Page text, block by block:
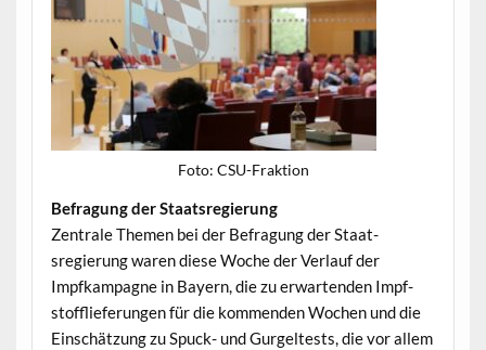
Foto: CSU-Frak­tion
Befra­gung der Staatsregierung
Zen­trale The­men bei der Befra­gung der Staat­
sregierung waren diese Woche der Ver­lauf der
Impfkam­pagne in Bay­ern, die zu erwartenden Impf­
stof­fliefer­un­gen für die kom­menden Wochen und die
Ein­schätzung zu Spuck- und Gurgel­tests, die vor allem